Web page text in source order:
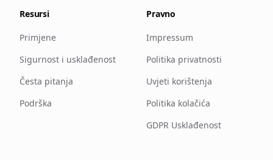
Resursi
Primjene
Sigurnost i usklađenost
Česta pitanja
Podrška
Pravno
Impressum
Politika privatnosti
Uvjeti korištenja
Politika kolačića
GDPR Usklađenost